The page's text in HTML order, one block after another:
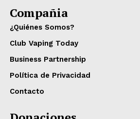
Compañia
¿Quiénes Somos?
Club Vaping Today
Business Partnership
Política de Privacidad
Contacto